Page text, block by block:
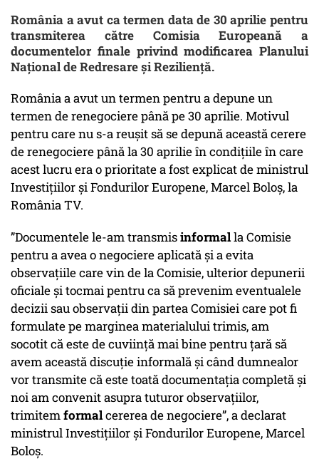
România a avut ca termen data de 30 aprilie pentru
transmiterea către Comisia Europeană a
documentelor finale privind modificarea Planului
Naţional de Redresare şi Rezilienţă.
România a avut un termen pentru a depune un
termen de renegociere până pe 30 aprilie. Motivul
pentru care nu s-a reușit să se depună această cerere
de renegociere până la 30 aprilie în condițiile în care
acest lucru era o prioritate a fost explicat de ministrul
Investiţiilor şi Fondurilor Europene, Marcel Boloş, la
România TV.
”Documentele le-am transmisinformalla Comisie
pentru a avea o negociere aplicată și a evita
observațiile care vin de la Comisie, ulterior depunerii
oficiale și tocmai pentru ca să prevenim eventualele
decizii sau observații din partea Comisiei care pot fi
formulate pe marginea materialului trimis, am
socotit că este de cuviință mai bine pentru țară să
avem această discuție informală și când dumnealor
vor transmite că este toată documentația completă și
noi am convenit asupra tuturor observațiilor,
trimitemformalcererea de negociere”, a declarat
ministrul Investiţiilor şi Fondurilor Europene, Marcel
Boloş.